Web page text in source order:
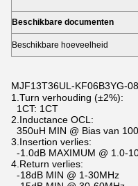
Beschikbare documenten
Beschikbare hoeveelheid
MJF13T36UL-KF06B3YG-
1.Turn verhouding (±2%):
1CT: 1CT
2.Inductance OCL:
350uH MIN @ Bias van
3.Insertion verlies:
-1.0dB MAXIMUM @ 1.0-
4.Return verlies:
-18dB MIN @ 1-30MHz